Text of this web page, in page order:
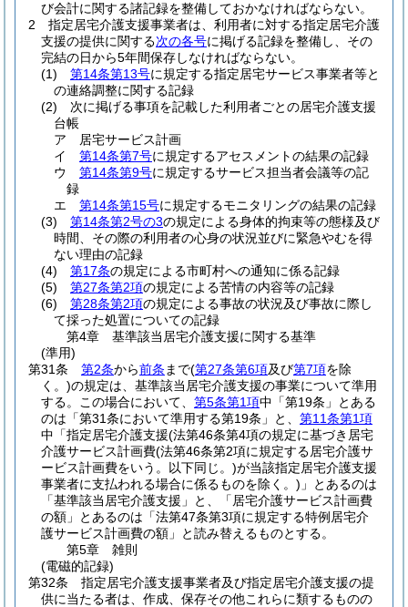
び会計に関する諸記録を整備しておかなければならない。
2
指定居宅介護支援事業者は、利用者に対する指定居宅介護
支援の提供に関する次の各号に掲げる記録を整備し、その
完結の日から5年間保存しなければならない。
(1)
第14条第13号に規定する指定居宅サービス事業者等と
の連絡調整に関する記録
(2)
次に掲げる事項を記載した利用者ごとの居宅介護支援
台帳
ア
居宅サービス計画
イ
第14条第7号に規定するアセスメントの結果の記録
ウ
第14条第9号に規定するサービス担当者会議等の記
録
エ
第14条第15号に規定するモニタリングの結果の記録
(3)
第14条第2号の3の規定による身体的拘束等の態様及び
時間、その際の利用者の心身の状況並びに緊急やむを得
ない理由の記録
(4)
第17条の規定による市町村への通知に係る記録
(5)
第27条第2項の規定による苦情の内容等の記録
(6)
第28条第2項の規定による事故の状況及び事故に際し
て採った処置についての記録
第4章
基準該当居宅介護支援に関する基準
(準用)
第31条
第2条から前条 まで(第27条第6項及び第7項を除
く。)の規定は、基準該当居宅介護支援の事業について準用
する。
この場合において、 第5条第1項中「第19条」とある
のは「第31条において準用する第19条」と、 第11条第1項
中「指定居宅介護支援(法第46条第4項の規定に基づき居宅
介護サービス計画費(法第46条第2項に規定する居宅介護サ
ービス計画費をいう。以下同じ。)が当該指定居宅介護支援
事業者に支払われる場合に係るものを除く。) 」とあるのは
「基準該当居宅介護支援」と、「居宅介護サービス計画費
の額」とあるのは「法第47条第3項に規定する特例居宅介
護サービス計画費の額」と読み替えるものとする。
第5章
雑則
(電磁的記録)
第32条
指定居宅介護支援事業者及び指定居宅介護支援の提
供に当たる者は、作成、保存その他これらに類するものの